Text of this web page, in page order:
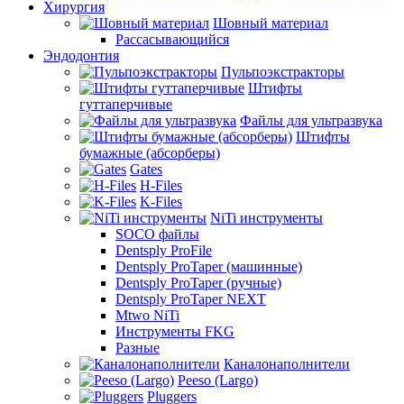
Хирургия
Шовный материал
Рассасывающийся
Эндодонтия
Пульпоэкстракторы
Штифты
гуттаперчивые
Файлы для ультразвука
Штифты
бумажные (абсорберы)
Gates
H-Files
K-Files
NiTi инструменты
SOCO файлы
Dentsply ProFile
Dentsply ProTaper (машинные)
Dentsply ProTaper (ручные)
Dentsply ProTaper NEXT
Mtwo NiTi
Инструменты FKG
Разные
Каналонаполнители
Peeso (Largo)
Pluggers